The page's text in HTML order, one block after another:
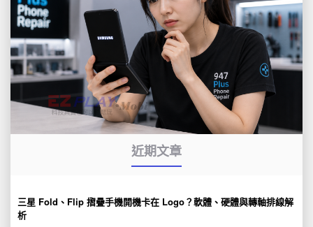
近期文章
三星 Fold、Flip 摺疊手機開機卡在 Logo？軟體、硬體與轉軸排線解
析